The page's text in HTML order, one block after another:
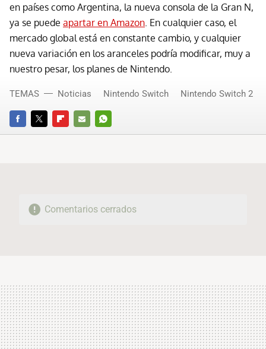
en países como Argentina, la nueva consola de la Gran N,
ya se puede apartar en Amazon . En cualquier caso, el
mercado global está en constante cambio, y cualquier
nueva variación en los aranceles podría modificar, muy a
nuestro pesar, los planes de Nintendo.
FACEBOOKTWITTERFLIPBOARD
E-
WHATSAPP
TEMAS Noticias Nintendo Switch Nintendo Switch 2
Comentarios cerrados